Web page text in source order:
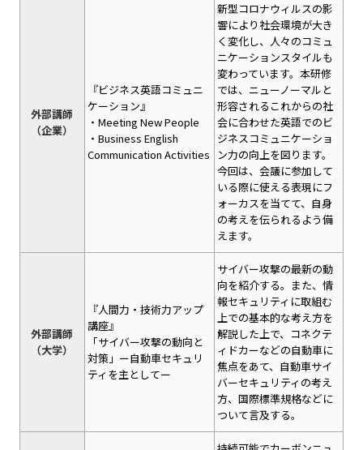
外部講師
（企業）
『ビジネス英語コミュニ
ケーション』
・Meeting New People
・Business English
Communication Activities
新型コロナウィルスの影
響により社会環境が大き
く変化し、人々のコミュ
ニケーションスタイルも
変わっています。本研修
では、ニューノーマルと
形容されるこれからの社
会に合わせた英語でのビ
ジネスコミュニケーショ
ン力の向上を図ります。
今回は、会議に参加して
いる際に使える表現にフ
ォーカスを当てて、自身
の考えを伝られるよう備
えます。
外部講師
（大学）
『人間力・技術力アップ
講座』
「サイバー攻撃の動向と
対策」ー自動車セキュリ
ティを主としてー
サイバー攻撃の最新の動
向を紹介する。また、情
報セキュリティに取組む
上での基本的な考え方を
解説した上で、コネクテ
ィドカーなどの自動車に
焦点をあて、自動車サイ
バーセキュリティの考え
方、国際標準規格などに
ついて言及する。